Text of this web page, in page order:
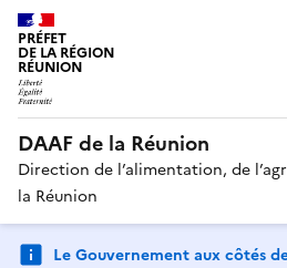
PRÉFET
DE LA RÉGION
RÉUNION
DAAF de la Réunion
Direction de l’alimentation, de
la Réunion
Le Gouvernement aux côtés